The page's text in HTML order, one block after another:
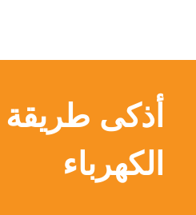
أذكى طريقة
الكهرباء